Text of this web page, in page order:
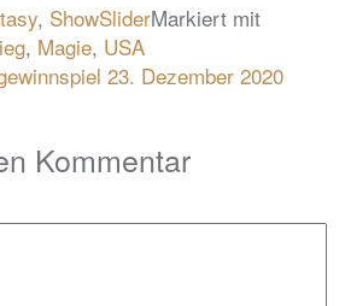
, ShowSliderMarkiert mit
, Magie, USA
23. Dezember 2020
Kommentar